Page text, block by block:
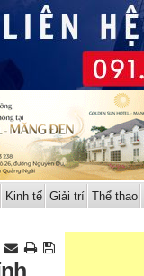
Kinh tế Giải trí Thể thao